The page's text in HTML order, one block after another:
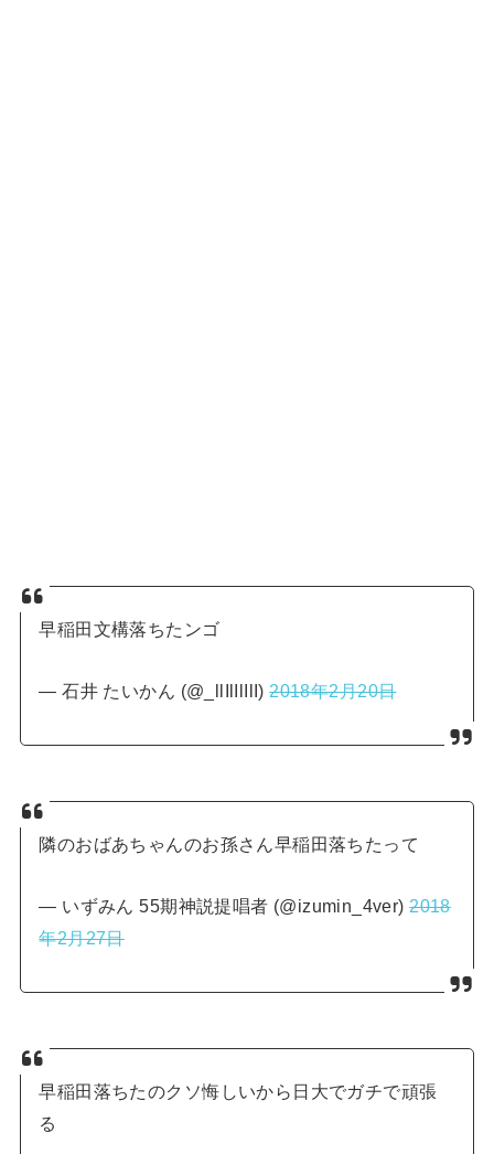
早稲田文構落ちたンゴ
— 石井 たいかん (@_llIlIlIlI)2018年2月20日
隣のおばあちゃんのお孫さん早稲田落ちたって
— いずみん 55期神説提唱者 (@izumin_4ver)2018
年2月27日
早稲田落ちたのクソ悔しいから日大でガチで頑張
る